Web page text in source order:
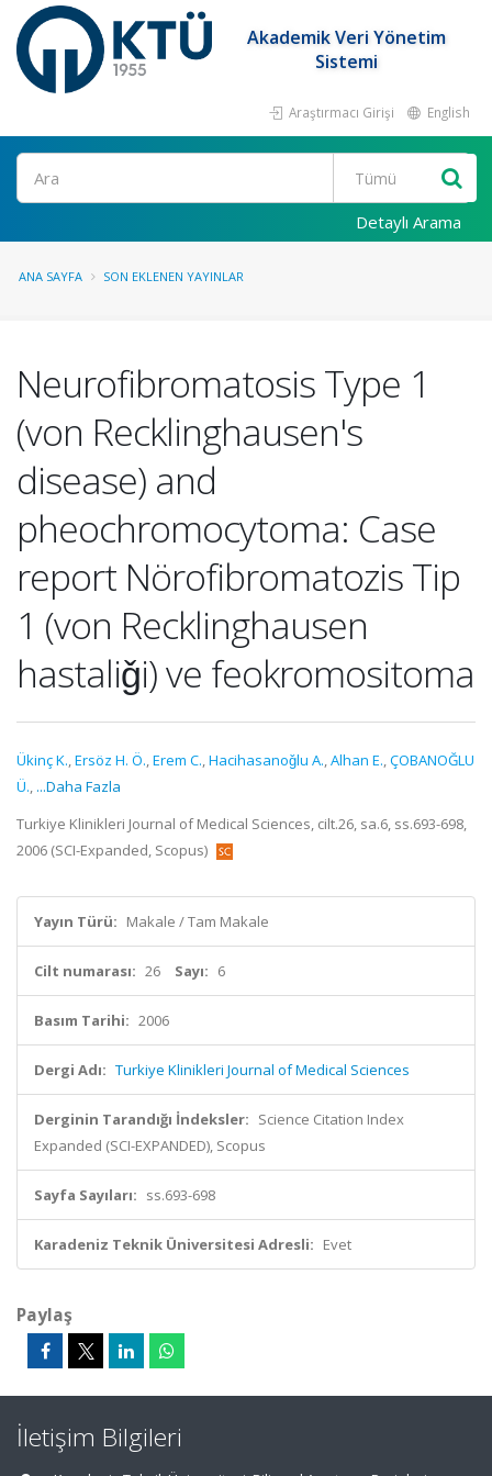
Akademik Veri Yönetim
Sistemi
Araştırmacı Girişi English
Ara
Detaylı Arama
ANA SAYFA SON EKLENEN YAYINLAR
Neurofibromatosis Type 1
(von Recklinghausen's
disease) and
pheochromocytoma: Case
report Nörofibromatozis Tip
1 (von Recklinghausen
hastaliǧi) ve feokromositoma
Ükinç K.,Ersöz H. Ö.,Erem C.,Hacihasanoǧlu A.,Alhan E.,ÇOBANOĞLU
Ü., ...Daha Fazla
Turkiye Klinikleri Journal of Medical Sciences, cilt.26, sa.6, ss.693-698,
2006 (SCI-Expanded, Scopus)
Yayın Türü: Makale / Tam Makale
Cilt numarası: 26 Sayı: 6
Basım Tarihi: 2006
Dergi Adı: Turkiye Klinikleri Journal of Medical Sciences
Derginin Tarandığı İndeksler: Science Citation Index
Expanded (SCI-EXPANDED), Scopus
Sayfa Sayıları: ss.693-698
Karadeniz Teknik Üniversitesi Adresli: Evet
Paylaş
İletişim Bilgileri